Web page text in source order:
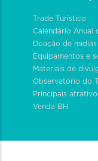
Trade Turístico
Calendário Anual
Doação de mídias
Equipamentos e
Materiais de
Observatório do
Principais
Venda BH